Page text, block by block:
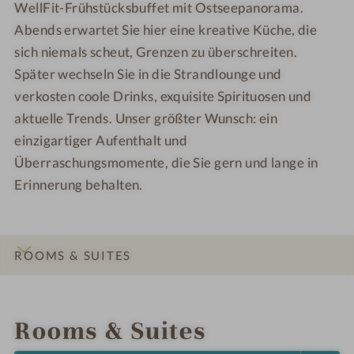
i
c
k
WellFit-Frühstücksbuffet mit Ostseepanorama.
Abends erwartet Sie hier eine kreative Küche, die
sich niemals scheut, Grenzen zu überschreiten.
Später wechseln Sie in die Strandlounge und
verkosten coole Drinks, exquisite Spirituosen und
aktuelle Trends. Unser größter Wunsch: ein
einzigartiger Aufenthalt und
Überraschungsmomente, die Sie gern und lange in
Erinnerung behalten.
ROOMS & SUITES
Rooms & Suites